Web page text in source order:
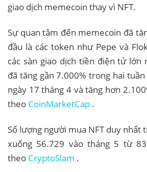
giao dịch memecoin thay vì NFT.
Sự quan tâm đến memecoin đã
đầu là các token như Pepe và
các sàn giao dịch tiền điện tử lớn
đã tăng gần 7.000% trong hai
ngày 17 tháng 4 và tăng hơn
theo CoinMarketCap .
Số lượng người mua NFT duy nhất
xuống 56.729 vào tháng 5 từ
theo CryptoSlam .